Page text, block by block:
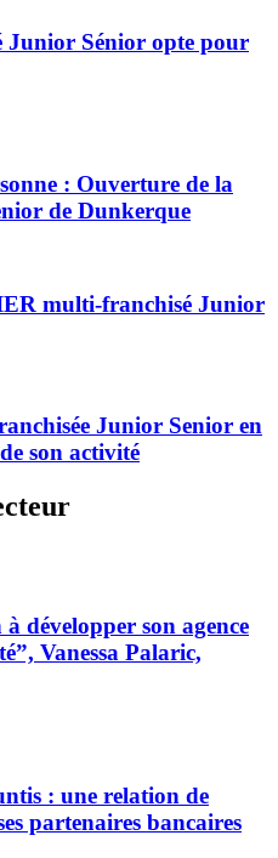
Junior Sénior opte pour
: Ouverture de la
de Dunkerque
multi-franchisé Junior
Junior Senior en
son activité
développer son agence
Vanessa Palaric,
: une relation de
partenaires bancaires